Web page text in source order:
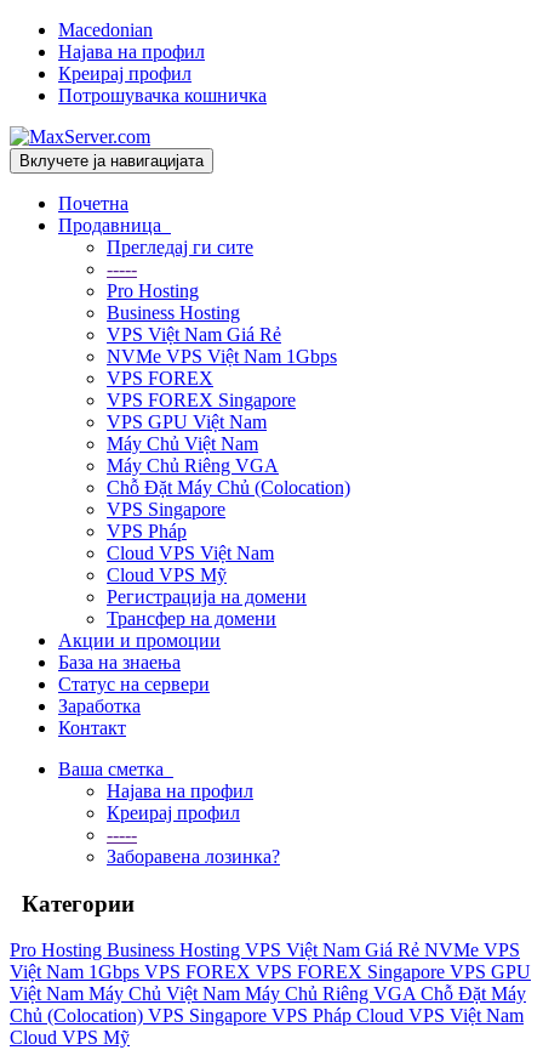
Macedonian
Најава на профил
Креирај профил
Потрошувачка кошничка
Вклучете ја навигацијата
Почетна
Продавница
Прегледај ги сите
-----
Pro Hosting
Business Hosting
VPS Việt Nam Giá Rẻ
NVMe VPS Việt Nam 1Gbps
VPS FOREX
VPS FOREX Singapore
VPS GPU Việt Nam
Máy Chủ Việt Nam
Máy Chủ Riêng VGA
Chỗ Đặt Máy Chủ (Colocation)
VPS Singapore
VPS Pháp
Cloud VPS Việt Nam
Cloud VPS Mỹ
Регистрација на домени
Трансфер на домени
Акции и промоции
База на знаења
Статус на сервери
Заработка
Контакт
Ваша сметка
Најава на профил
Креирај профил
-----
Заборавена лозинка?
Категории
Pro Hosting Business Hosting VPS Việt Nam Giá Rẻ NVMe VPS
Việt Nam 1Gbps VPS FOREX VPS FOREX Singapore VPS GPU
Việt Nam Máy Chủ Việt Nam Máy Chủ Riêng VGAChỗ Đặt Máy
Chủ (Colocation) VPS Singapore VPS Pháp Cloud VPS Việt Nam
Cloud VPS Mỹ